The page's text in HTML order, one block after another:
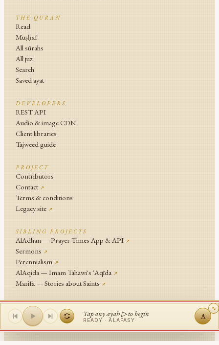
THE QURAN
Read
Muṣḥaf
All sūrahs
All juz
Search
Saved āyāt
DEVELOPERS
REST API
Audio & image CDN
Client libraries
Tajweed guide
PROJECT
Contributors
Contact ↗
Terms & conditions
Legacy site ↗
SIBLING PROJECTS
AlAdhan — Prayer Times App & API ↗
Sermons ↗
Perennialism ↗
AlAqida — Imam Tahawi's ʿAqīda ↗
Marifa — Stories about Saints ↗
An Islamic NetworkProject .
© Islamic Network and contributors since 2014
Tap any āyah ▷ to begin
READY ·ALAFASY A